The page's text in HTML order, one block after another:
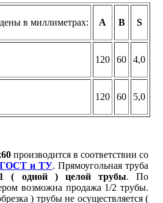
в миллиметрах: А B S
120 60 4,0
120 60 5,0
производится в соответствии со
ГОСТ и ТУ. Прямоугольная труба
( одной ) целой трубы. По
возможна продажа 1/2 трубы.
) трубы не осуществляется (